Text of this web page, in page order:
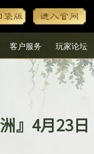
客户服务 玩家论坛
』4月23日